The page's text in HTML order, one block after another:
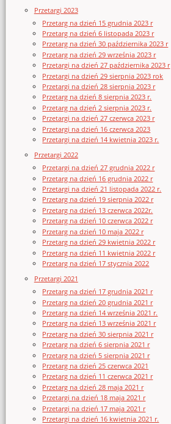
Przetargi 2023
Przetarg na dzień 15 grudnia 2023 r
Przetarg na dzień 6 listopada 2023 r
Przetarg na dzień 30 października 2023 r
Przetarg na dzień 29 września 2023 r
Przetargi na dzień 27 października 2023 r
Przetargi na dzień 29 sierpnia 2023 rok
Przetargi na dzień 28 sierpnia 2023 r
Przetarg na dzień 8 sierpnia 2023 r.
Przetarg na dzień 2 sierpnia 2023 r.
Przetargi na dzień 27 czerwca 2023 r
Przetargi na dzień 16 czerwca 2023
Przetargi na dzień 14 kwietnia 2023 r.
Przetargi 2022
Przetargi na dzień 27 grudnia 2022 r
Przetarg na dzień 16 grudnia 2022 r
Przetargi na dzień 21 listopada 2022 r.
Przetarg na dzień 19 sierpnia 2022 r
Przetarg na dzień 13 czerwca 2022r.
Przetarg na dzień 10 czerwca 2022 r
Przetarg na dzień 10 maja 2022 r
Przetarg na dzień 29 kwietnia 2022 r
Przetarg na dzień 11 kwietnia 2022 r
Przetarg na dzień 17 stycznia 2022
Przetargi 2021
Przetarg na dzień 17 grudnia 2021 r
Przetarg na dzień 20 grudnia 2021 r
Przetarg na dzień 14 września 2021 r.
Przetarg na dzień 13 września 2021 r
Przetarg na dzień 30 sierpnia 2021 r
Przetarg na dzień 6 sierpnia 2021 r
Przetarg na dzień 5 sierpnia 2021 r
Przetarg na dzień 25 czerwca 2021
Przetarg na dzień 11 czerwca 2021 r
Przetarg na dzień 28 maja 2021 r
Przetargi na dzień 18 maja 2021 r
Przetargi na dzień 17 maja 2021 r
Przetargi na dzień 16 kwietnia 2021 r.